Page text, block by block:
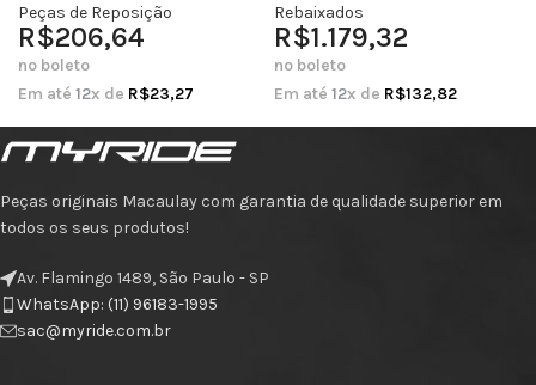
Peças de Reposição
R$206,64
no boleto
Em até 12x de R$23,27
Rebaixados
R$1.179,32
no boleto
Em até 12x de R$132,82
Peças originais Macaulay com garantia de qualidade superior em
todos os seus produtos!
Av. Flamingo 1489, São Paulo - SP
WhatsApp: (11) 96183-1995
sac@myride.com.br